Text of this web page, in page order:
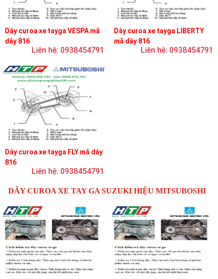
Dây curoa xe tayga VESPA mã
dây 816
Liên hệ: 0938454791
Dây curoa xe tayga LIBERTY
mã dây 816
Liên hệ: 0938454791
Dây curoa xe tayga FLY mã dây
816
Liên hệ: 0938454791
DÂY CUROA XE TAY GA SUZUKI HIỆU MITSUBOSHI